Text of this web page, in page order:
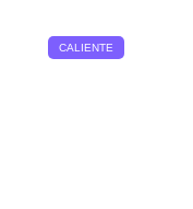
CALIENTE